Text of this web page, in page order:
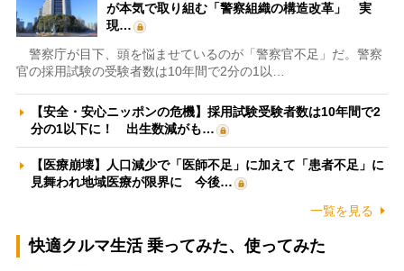
が本気で取り組む「警察組織の構造改革」 実
現…
警察庁が目下、頭を悩ませているのが「警察官不足」だ。警察
官の採用試験の受験者数は10年間で2分の1以…
【安全・安心ニッポンの危機】採用試験受験者数は10年間で2
分の1以下に！ 出生数減がも…
【医療崩壊】人口減少で「医師不足」に加えて「患者不足」に
見舞われ地域医療が限界に 今後…
一覧を見る
快適クルマ生活 乗ってみた、使ってみた